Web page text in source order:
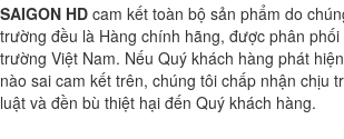
SAIGON HD cam kết toàn bộ sản phẩm do
trường đều là Hàng chính hãng, được phân
trường Việt Nam. Nếu Quý khách hàng phát
nào sai cam kết trên, chúng tôi chấp nhận chịu
luật và đền bù thiệt hại đến Quý khách hàng.